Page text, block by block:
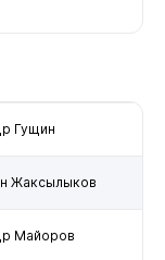
Гущин
Жаксылыков
Майоров